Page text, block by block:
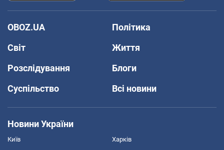
OBOZ.UA
Політика
Світ
Життя
Розслідування
Блоги
Суспільство
Всі новини
Новини України
Київ Харків